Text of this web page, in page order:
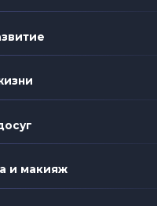
и макияж